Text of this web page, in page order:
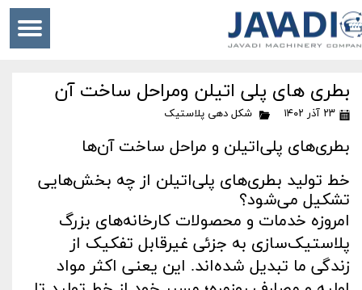
بطری های پلی اتیلن ومراحل ساخت آن
۲۳ آذر ۱۴۰۲ شکل دهی پلاستیک
بطری‌های پلی‌اتیلن و مراحل ساخت آن‌ها
خط تولید بطری‌های پلی‌اتیلن از چه بخش‌هایی
تشکیل می‌شود؟
امروزه خدمات و محصولات کارخانه‌های بزرگ
پلاستیک‌سازی به جزئی غیرقابل ‌تفکیک از
زندگی ما تبدیل ‌شده‌اند. این یعنی اکثر مواد